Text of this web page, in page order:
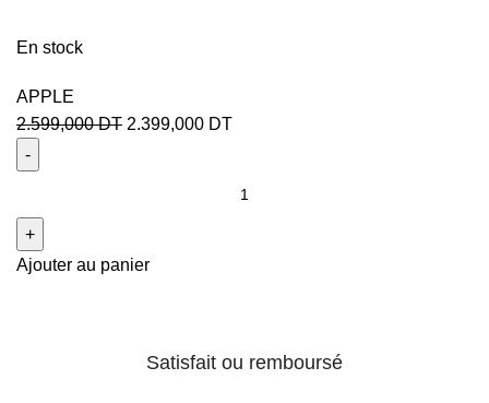
En stock
APPLE
2.599,000DT 2.399,000 DT
Ajouter au panier
Satisfait ou remboursé